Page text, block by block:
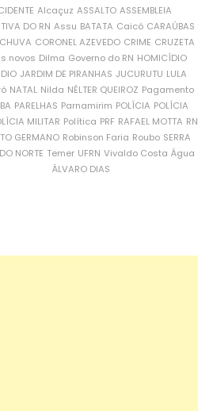
Alcaçuz ASSALTO ASSEMBLEIA
DO RN Assu BATATA Caicó CARAÚBAS
CORONEL AZEVEDO CRIME CRUZETA
novos Dilma Governo do RN HOMICÍDIO
JARDIM DE PIRANHAS JUCURUTU LULA
NATAL Nilda NÉLTER QUEIROZ Pagamento
PARELHAS Parnamirim POLÍCIA POLÍCIA
MILITAR Política PRF RAFAEL MOTTA RN
GERMANO Robinson Faria Roubo SERRA
NORTE Temer UFRN Vivaldo Costa Água
ÁLVARO DIAS